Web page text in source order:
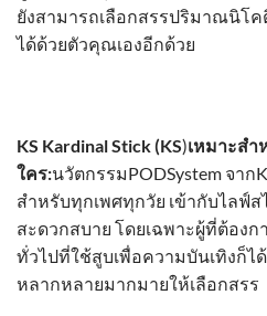
ยังสามารถเลือกสรรปริมาณนิโ
ได้ด้วยตัวคุณเองอีกด้วย
KS Kardinal Stick(KS)เหมาะสำ
ใคร:นวัตกรรมPODSystem จาก
สำหรับทุกเพศทุกวัย เข้ากับไลฟ์
สะดวกสบาย โดยเฉพาะผู้ที่ต้องก
ทั่วไปที่ใช้สูบเพื่อความบันเทิงก็ไ
หลากหลายมากมายให้เลือกสรร